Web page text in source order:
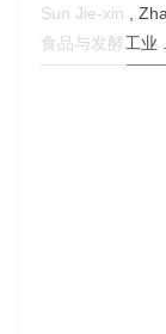
Sun Jie-xin ,
食品与发酵工业